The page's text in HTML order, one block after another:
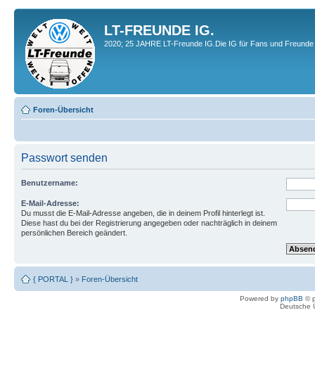
LT-FREUNDE IG.
2020; 25 JAHRE LT-Freunde IG.Die IG für Fans und
Foren-Übersicht
Passwort senden
Benutzername:
E-Mail-Adresse:
Du musst die E-Mail-Adresse angeben, die in deinem Profil hinterlegt ist.
Diese hast du bei der Registrierung angegeben oder nachträglich in deinem
persönlichen Bereich geändert.
{ PORTAL } » Foren-Übersicht
Powered by phpBB ©
Deutsche